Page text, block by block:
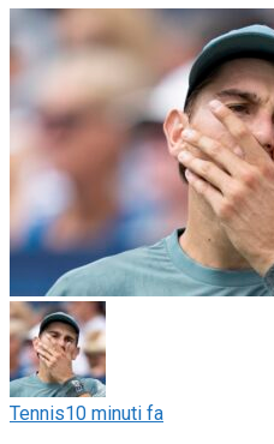
Tennis10 minuti fa